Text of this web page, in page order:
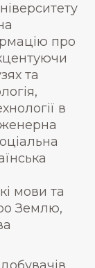
про
та
в
мови та
Землю,